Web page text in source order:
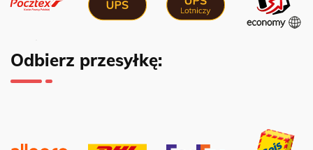
Odbierz przesyłkę: